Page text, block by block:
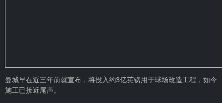
曼城早在近三年前就宣布，将投入约3亿英镑用于球场改造工程，如今
施工已接近尾声。